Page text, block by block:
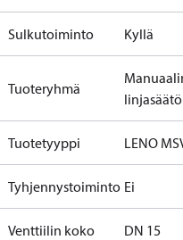
Sulkutoiminto Kyllä
Tuoteryhmä
linjasäätö
Tuotetyyppi LENO
Tyhjennystoiminto Ei
Venttiilin koko DN 15